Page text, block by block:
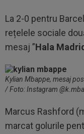
La 2-0 pentru
rețelele sociale
mesaj ”Hala
Kylian Mbappe, mesaj
/ Foto: Instagram
Marcus Rashford
marcat golurile